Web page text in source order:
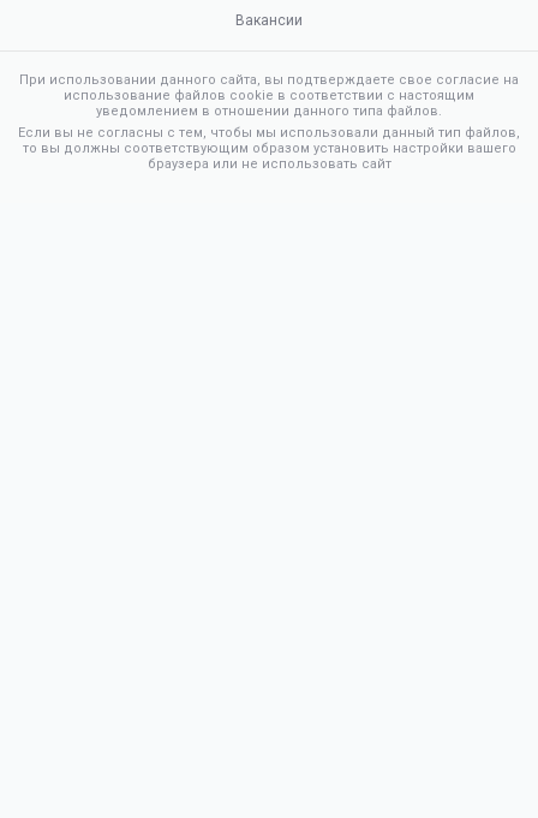
Вакансии
При использовании данного сайта, вы подтверждаете свое согласие на
использование файлов cookie в соответствии с настоящим
уведомлением в отношении данного типа файлов.
Если вы не согласны с тем, чтобы мы использовали данный тип файлов,
то вы должны соответствующим образом установить настройки вашего
браузера или не использовать сайт